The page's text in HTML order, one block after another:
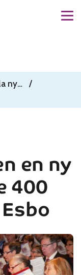
Aktuella nyheter
/
en ny
400